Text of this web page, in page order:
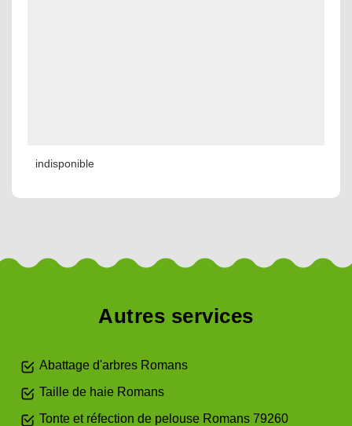
indisponible
Autres services
Abattage d'arbres Romans
Taille de haie Romans
Tonte et réfection de pelouse Romans 79260